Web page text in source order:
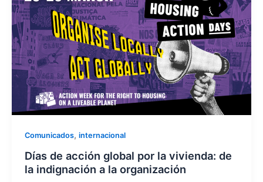
Comunicados, internacional
Días de acción global por la vivienda: de
la indignación a la organización